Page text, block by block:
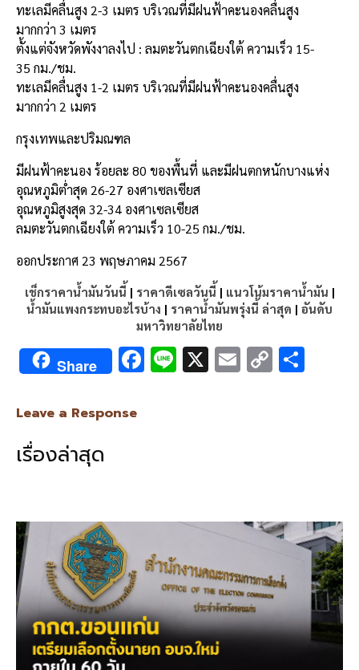
ทะเลมีคลื่นสูง 2-3 เมตร บริเวณที่มีฝนฟ้าคะนองคลื่นสูง
มากกว่า 3 เมตร
ตั้งแต่จังหวัดพังงาลงไป : ลมตะวันตกเฉียงใต้ ความเร็ว 15-
35 กม./ชม.
ทะเลมีคลื่นสูง 1-2 เมตร บริเวณที่มีฝนฟ้าคะนองคลื่นสูง
มากกว่า 2 เมตร
กรุงเทพและปริมณฑล
มีฝนฟ้าคะนอง ร้อยละ 80 ของพื้นที่ และมีฝนตกหนักบางแห่ง
อุณหภูมิต่ำสุด 26-27 องศาเซลเซียส
อุณหภูมิสูงสุด 32-34 องศาเซลเซียส
ลมตะวันตกเฉียงใต้ ความเร็ว 10-25 กม./ชม.
ออกประกาศ 23 พฤษภาคม 2567
เช็กราคาน้ำมันวันนี้ | ราคาดีเซลวันนี้ | แนวโน้มราคาน้ำมัน |
น้ำมันแพงกระทบอะไรบ้าง | ราคาน้ำมันพรุ่งนี้ ล่าสุด | อันดับ
มหาวิทยาลัยไทย
Share F
k
Li X E C
Leave a Response
เรื่องล่าสุด